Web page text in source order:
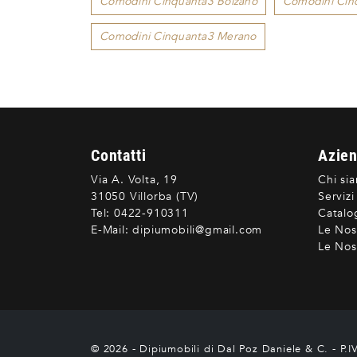
Comodini Cinquanta3 Merano
Contatti
Via A. Volta, 19
31050 Villorba (TV)
Tel: 0422-910311
E-Mail: dipiumobili@gmail.com
Chi
Servizi
Le
Le
© 2026 - Dipiumobili di Dal Poz Daniele & C. -